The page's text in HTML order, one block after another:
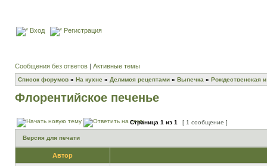
Вход Регистрация
Сообщения без ответов | Активные темы
Список форумов » На кухне » Делимся рецептами » Выпечка » Рождественская
Флорентийское печенье
Страница 1 из 1 [ 1 сообщение ]
Версия для печати
Автор